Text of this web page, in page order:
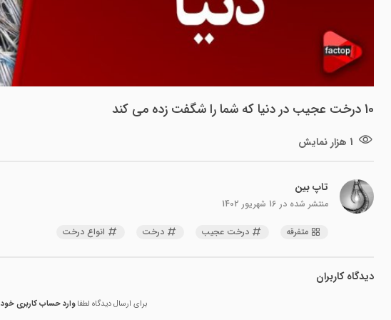
10 درخت عجیب در دنیا که شما را شگفت زده می کند
1 هزار نمایش
تاپ بین
منتشر شده در 16 شهریور 1402
متفرقه درخت عجیب درخت انواع درخت
دیدگاه کاربران
برای ارسال دیدگاه لطفاوارد حساب کاربری خود